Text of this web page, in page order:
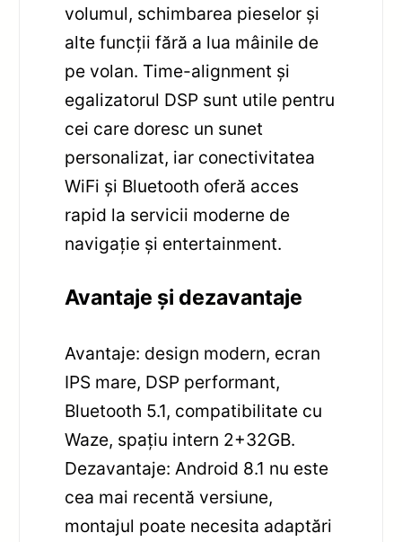
volumul, schimbarea pieselor și
alte funcții fără a lua mâinile de
pe volan. Time-alignment și
egalizatorul DSP sunt utile pentru
cei care doresc un sunet
personalizat, iar conectivitatea
WiFi și Bluetooth oferă acces
rapid la servicii moderne de
navigație și entertainment.
Avantaje și dezavantaje
Avantaje: design modern, ecran
IPS mare, DSP performant,
Bluetooth 5.1, compatibilitate cu
Waze, spațiu intern 2+32GB.
Dezavantaje: Android 8.1 nu este
cea mai recentă versiune,
montajul poate necesita adaptări